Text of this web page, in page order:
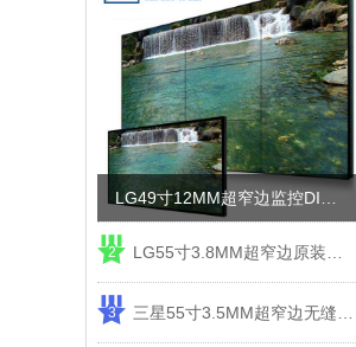
2
3